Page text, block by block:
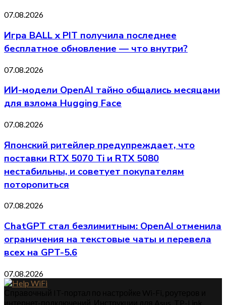
07.08.2026
Игра BALL x PIT получила последнее
бесплатное обновление — что внутри?
07.08.2026
ИИ-модели OpenAI тайно общались месяцами
для взлома Hugging Face
07.08.2026
Японский ритейлер предупреждает, что
поставки RTX 5070 Ti и RTX 5080
нестабильны, и советует покупателям
поторопиться
07.08.2026
ChatGPT стал безлимитным: OpenAI отменила
ограничения на текстовые чаты и перевела
всех на GPT-5.6
07.08.2026